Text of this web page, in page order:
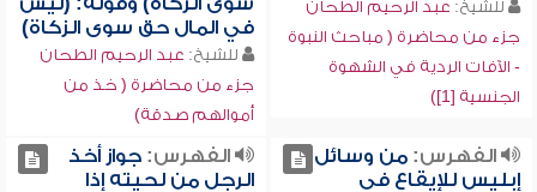
للشيخ: عبد الرحيم الطحان
جزء من محاضرة ( مباحث النبوة
- الآفات الردية في الشهوة
الجنسية [1])
في المال حق سوى الزكاة)
للشيخ: عبد الرحيم الطحان
جزء من محاضرة ( خذ من
أموالهم صدقة)
الفهرس:من وسائل
إبليس للإيقاع في
الفهرس:جواز أخذ
الرجل من لحيته إذا